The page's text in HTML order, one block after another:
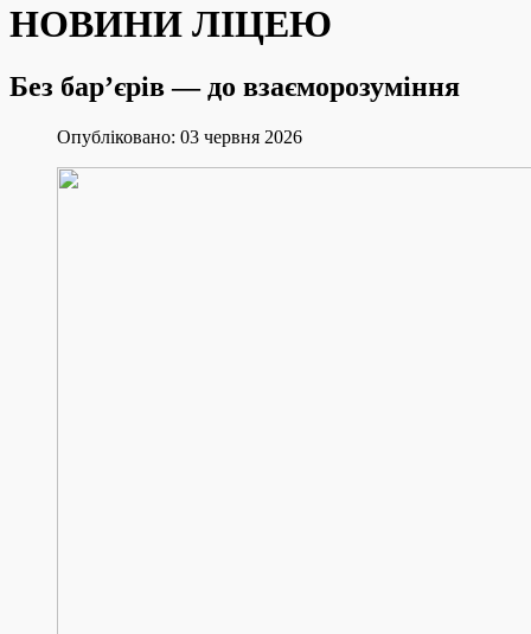
НОВИНИ ЛІЦЕЮ
Без бар’єрів — до взаєморозуміння
Опубліковано: 03 червня 2026